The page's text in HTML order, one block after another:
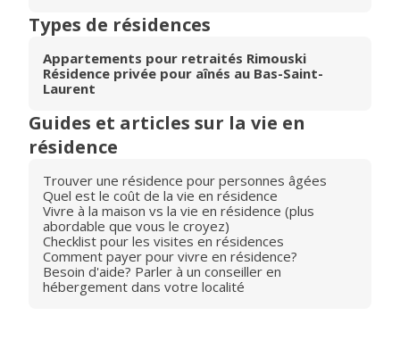
Types de résidences
Appartements pour retraités Rimouski
Résidence privée pour aînés au Bas-Saint-
Laurent
Guides et articles sur la vie en
résidence
Trouver une résidence pour personnes âgées
Quel est le coût de la vie en résidence
Vivre à la maison vs la vie en résidence (plus
abordable que vous le croyez)
Checklist pour les visites en résidences
Comment payer pour vivre en résidence?
Besoin d'aide? Parler à un conseiller en
hébergement dans votre localité